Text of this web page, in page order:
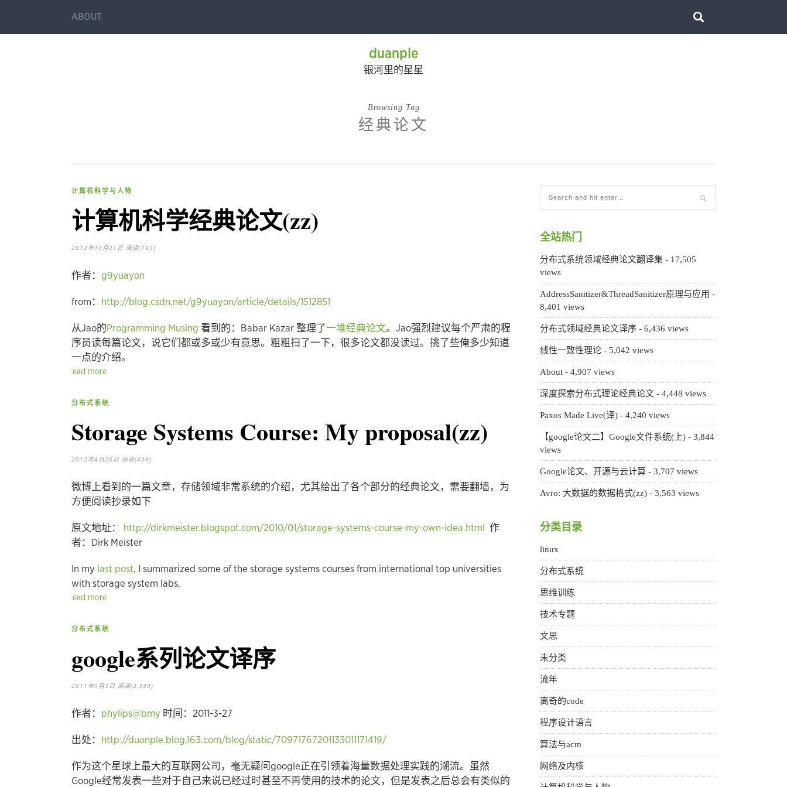
ABOUT
duanple
银河里的星星
Browsing Tag
经典论文
计算机科学与人物
计算机科学经典论文(zz)
2012年10月21日 阅读(795)
作者： g9yuayon
from： http://blog.csdn.net/g9yuayon/article/details/1512851
从Jao的Programming Musing 看到的：Babar Kazar 整理了一堆经典论文。Jao强烈建议每个严肃的程
序员读每篇论文，说它们都或多或少有意思。粗粗扫了一下，很多论文都没读过。挑了些俺多少知道
一点的介绍。
read more
分布式系统
Storage Systems Course: My proposal(zz)
2012年4月26日 阅读(496)
微博上看到的一篇文章，存储领域非常系统的介绍，尤其给出了各个部分的经典论文，需要翻墙，为
方便阅读抄录如下
原文地址： http://dirkmeister.blogspot.com/2010/01/storage-systems-course-my-own-idea.html
作
者：Dirk Meister
In my last post, I summarized some of the storage systems courses from international top universities
with storage system labs.
read more
分布式系统
google系列论文译序
2011年5月3日 阅读(2,344)
作者： phylips@bmy 时间：2011-3-27
出处： http://duanple.blog.163.com/blog/static/70971767201133011171419/
作为这个星球上最大的互联网公司，毫无疑问google正在引领着海量数据处理实践的潮流。虽然
Google经常发表一些对于自己来说已经过时甚至不再使用的技术的论文，但是发表之后总会有类似的
全站热门
分布式系统领域经典论文翻译集 - 17,505
views
AddressSanitizer&ThreadSanitizer原理与应用 -
8,401 views
分布式领域经典论文译序 - 6,436 views
线性一致性理论 - 5,042 views
About - 4,907 views
深度探索分布式理论经典论文 - 4,448 views
Paxos Made Live(译) - 4,240 views
【google论文二】Google文件系统(上) - 3,844
views
Google论文、开源与云计算 - 3,707 views
Avro: 大数据的数据格式(zz) - 3,563 views
分类目录
linux
分布式系统
思维训练
技术专题
文思
未分类
流年
离奇的code
程序设计语言
算法与acm
网络及内核